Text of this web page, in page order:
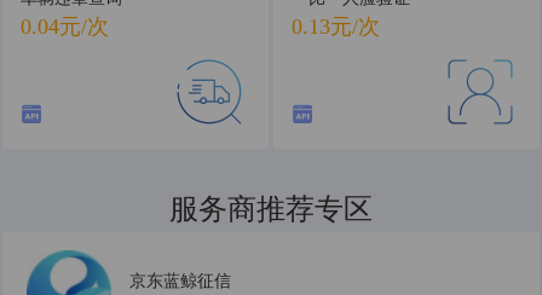
0.04元/次 0.13元/次
服务商推荐专区
京东蓝鲸征信